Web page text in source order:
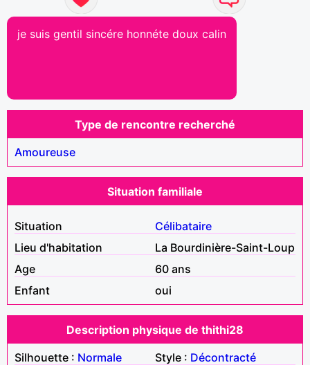
je suis gentil sincére honnéte doux calin
Type de rencontre recherché
Amoureuse
Situation familiale
Situation
Célibataire
Lieu d'habitation
La Bourdinière-Saint-Loup
Age
60 ans
Enfant
oui
Description physique de thithi28
Silhouette : Normale Style : Décontracté